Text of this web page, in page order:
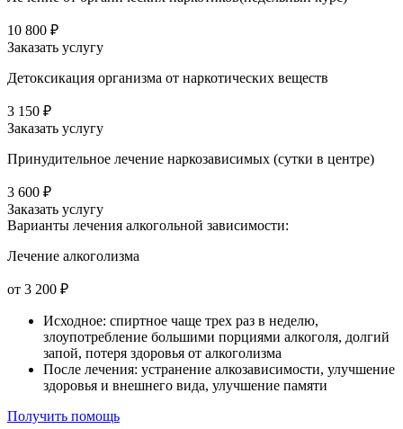
10 800 ₽
Заказать услугу
Детоксикация организма от наркотических веществ
3 150 ₽
Заказать услугу
Принудительное лечение наркозависимых (сутки в центре)
3 600 ₽
Заказать услугу
Варианты лечения алкогольной зависимости:
Лечение алкоголизма
от 3 200 ₽
Исходное: спиртное чаще трех раз в неделю,
злоупотребление большими порциями алкоголя, долгий
запой, потеря здоровья от алкоголизма
После лечения: устранение алкозависимости, улучшение
здоровья и внешнего вида, улучшение памяти
Получить помощь